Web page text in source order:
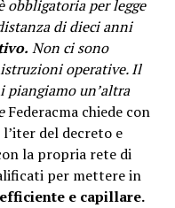
obbligatoria per legge
di dieci anni
Non ci sono
operative. Il
un’altra
Federacma chiede con
del decreto e
la propria rete di
per mettere in
e capillare.